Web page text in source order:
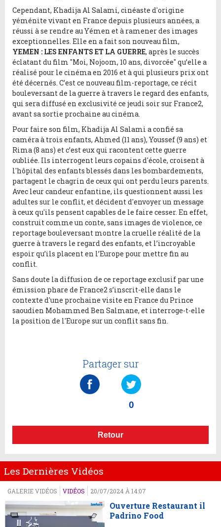
Cependant, Khadija Al Salami, cinéaste d'origine
yéménite vivant en France depuis plusieurs années, a
réussi à se rendre au Yémen et à ramener des images
exceptionnelles. Elle en a fait son nouveau film,
YEMEN : LES ENFANTS ET LA GUERRE, après le succès
éclatant du film "Moi, Nojoom, 10 ans, divorcée" qu’elle a
réalisé pour le cinéma en 2016 et à qui plusieurs prix ont
été décernés. C’est ce nouveau film-reportage, ce récit
bouleversant de la guerre à travers le regard des enfants,
qui sera diffusé en exclusivité ce jeudi soir sur France2,
avant sa sortie prochaine au cinéma.
Pour faire son film, Khadija Al Salami a confié sa
caméra à trois enfants, Ahmed (11 ans), Youssef (9 ans) et
Rima (8 ans) et c’est eux qui racontent cette guerre
oubliée. Ils interrogent leurs copains d'école, croisent à
l'hôpital des enfants blessés dans les bombardements,
partagent le chagrin de ceux qui ont perdu leurs parents.
Avec leur candeur enfantine, ils questionnent aussi les
adultes sur le conflit, et décident d'envoyer un message
à ceux qu'ils pensent capables de le faire cesser. En effet,
construit comme un conte, sans images de violence, ce
reportage bouleversant montre la cruelle réalité de la
guerre à travers le regard des enfants, et l’incroyable
espoir qu’ils placent en l’Europe pour mettre fin au
conflit.
Sans doute la diffusion de ce reportage exclusif par une
émission phare de France2 s’inscrit-elle dans le
contexte d'une prochaine visite en France du Prince
saoudien Mohammed Ben Salmane, et interroge-t-elle
la position de l'Europe sur un conflit sans fin.
Partager sur
0
Retour
Les Dernières Vidéos
GALERIE VIDÉOS VIDÉOS 20/07/2024 À 14:07
Ouverture Restaurant il
Padrino Food